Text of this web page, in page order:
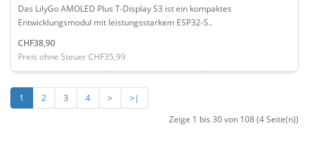
Das LilyGo AMOLED Plus T-Display S3 ist ein kompaktes
Entwicklungsmodul mit leistungsstarkem ESP32-S..
CHF38,90
Preis ohne Steuer CHF35,99
1 2 3 4 >
>|
Zeige 1 bis 30 von 108 (4 Seite(n))